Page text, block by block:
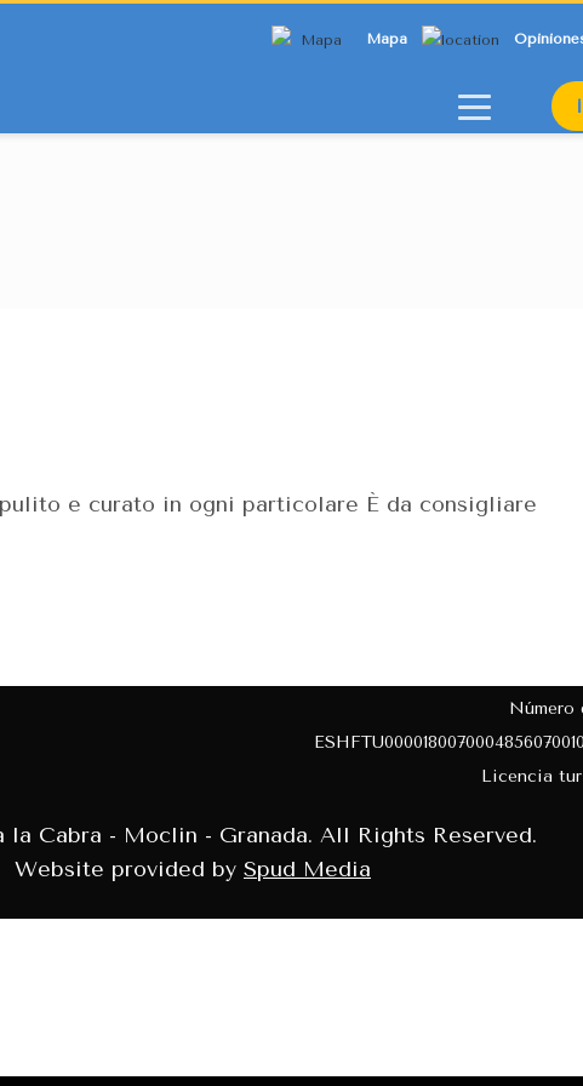
Mapa
e curato in ogni particolare È da consigliare
Número
Licencia
la Cabra - Moclin - Granada. All Rights Reserved.
Website provided by Spud Media